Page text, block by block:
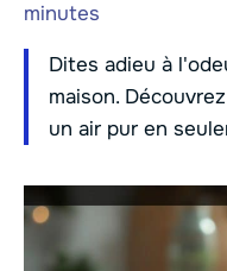
minutes
Dites adieu à
maison.
un air pur en